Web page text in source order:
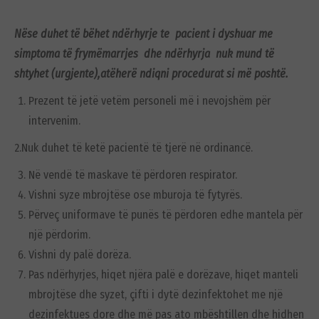
Nëse duhet të bëhet ndërhyrje te pacient i dyshuar me
simptoma të frymëmarrjes dhe ndërhyrja nuk mund të
shtyhet (urgjente),atëherë ndiqni procedurat si më poshtë.
Prezent të jetë vetëm personeli më i nevojshëm për
intervenim.
2.Nuk duhet të ketë pacientë të tjerë në ordinancë.
Në vendë të maskave të përdoren respirator.
Vishni syze mbrojtëse ose mburoja të fytyrës.
Përveç uniformave të punës të përdoren edhe mantela për
një përdorim.
Vishni dy palë dorëza.
Pas ndërhyrjes, hiqet njëra palë e dorëzave, hiqet manteli
mbrojtëse dhe syzet, çifti i dytë dezinfektohet me një
dezinfektues dore dhe më pas ato mbështillen dhe hidhen